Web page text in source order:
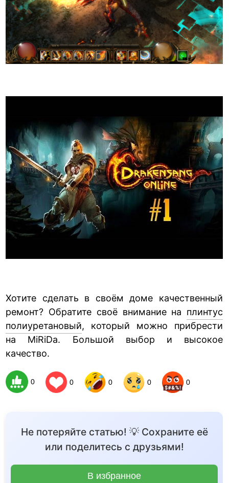
Хотите сделать в своём доме качественный
ремонт? Обратите своё внимание на плинтус
полиуретановый, который можно прибрести
на MiRiDa. Большой выбор и высокое
качество.
0 0 0 0 0
Не потеряйте статью! 💡 Сохраните её
или поделитесь с друзьями!
В избранное